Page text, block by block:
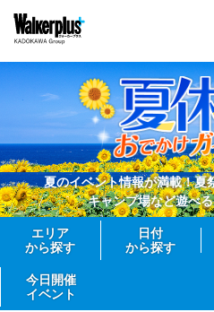
夏のイベント情報が満載！夏
キャンプ場など遊べ
エリア
から探す
日付
から探す
今日開催
イベント